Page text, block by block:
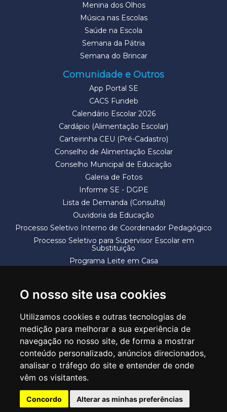
O nosso site usa cookies
Utilizamos cookies e outras tecnologias de
medição para melhorar a sua experiência de
navegação no nosso site, de forma a mostrar
conteúdo personalizado, anúncios direcionados,
analisar o tráfego do site e entender de onde
vêm os visitantes.
Concordo Alterar as minhas preferências
Menina dos Olhos
Música nas Escolas
Saúde na Escola
Semana da Pátria
Semana do Brincar
Comunidade e Outros
App Portal SE
CACS Fundeb
Calendário Escolar 2026
Cardápio (Alimentação Escolar)
Carteirinha CEU (Pré-Cadastro)
Conselho de Alimentação Escolar
Conselho Municipal de Educação
Galeria de Fotos
Informe SE - DGPE
Lista de Demanda (Consulta)
Ouvidoria da Educação
Processo Seletivo Interno de Coordenador Pedagógico
Processo Seletivo para Supervisor Escolar em
Substituição
Programa Leite em Casa
SECRETARIA DE EDUCAÇÃO
Rua Claudino Barbosa, 313 - Macedo - Guarulhos/SP CEP 07113-040
Central de Atendimento: *55 11 2475-7300